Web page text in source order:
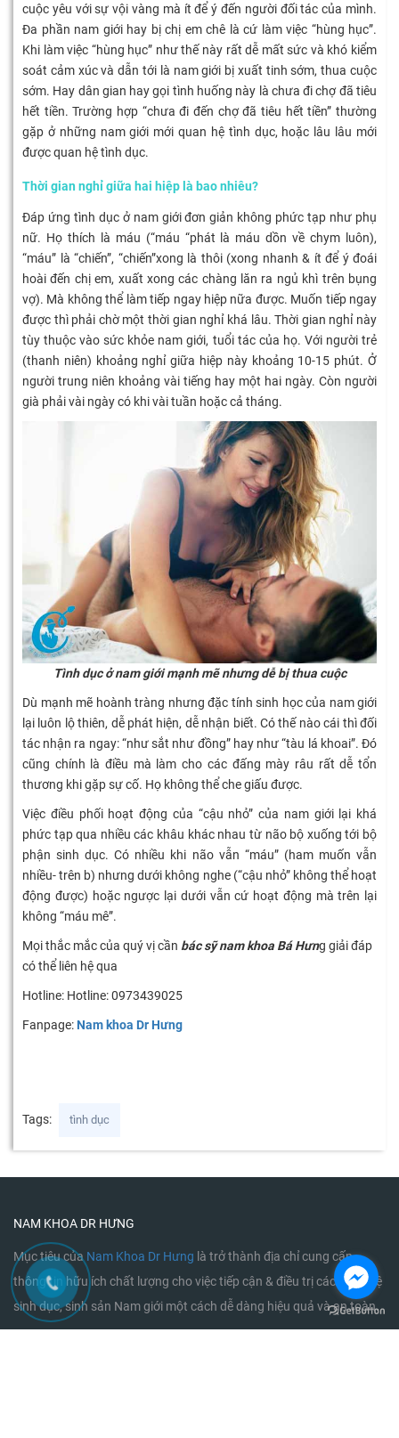
cuộc yêu với sự vội vàng mà ít để ý đến người đối tác của mình.
Đa phần nam giới hay bị chị em chê là cứ làm việc “hùng hục”.
Khi làm việc “hùng hục” như thế này rất dễ mất sức và khó kiểm
soát cảm xúc và dẫn tới là nam giới bị xuất tinh sớm, thua cuộc
sớm. Hay dân gian hay gọi tình huống này là chưa đi chợ đã tiêu
hết tiền. Trường hợp “chưa đi đến chợ đã tiêu hết tiền” thường
gặp ở những nam giới mới quan hệ tình dục, hoặc lâu lâu mới
được quan hệ tình dục.
Thời gian nghỉ giữa hai hiệp là bao nhiêu?
Đáp ứng tình dục ở nam giới đơn giản không phức tạp như phụ
nữ. Họ thích là máu (“máu “phát là máu dồn về chym luôn),
“máu” là “chiến”, “chiến”xong là thôi (xong nhanh & ít để ý đoái
hoài đến chị em, xuất xong các chàng lăn ra ngủ khì trên bụng
vợ). Mà không thể làm tiếp ngay hiệp nữa được. Muốn tiếp ngay
được thì phải chờ một thời gian nghỉ khá lâu. Thời gian nghỉ này
tùy thuộc vào sức khỏe nam giới, tuổi tác của họ. Với người trẻ
(thanh niên) khoảng nghỉ giữa hiệp này khoảng 10-15 phút. Ở
người trung niên khoảng vài tiếng hay một hai ngày. Còn người
già phải vài ngày có khi vài tuần hoặc cả tháng.
Tình dục ở nam giới mạnh mẽ nhưng dễ bị thua cuộc
Dù mạnh mẽ hoành tràng nhưng đặc tính sinh học của nam giới
lại luôn lộ thiên, dễ phát hiện, dễ nhận biết. Có thế nào cái thì đối
tác nhận ra ngay: “như sắt như đồng” hay như “tàu lá khoai”. Đó
cũng chính là điều mà làm cho các đấng mày râu rất dễ tổn
thương khi gặp sự cố. Họ không thể che giấu được.
Việc điều phối hoạt động của “cậu nhỏ” của nam giới lại khá
phức tạp qua nhiều các khâu khác nhau từ não bộ xuống tới bộ
phận sinh dục. Có nhiều khi não vẫn “máu” (ham muốn vẫn
nhiều- trên b) nhưng dưới không nghe (“cậu nhỏ” không thể hoạt
động được) hoặc ngược lại dưới vẫn cứ hoạt động mà trên lại
không “máu mê”.
Mọi thắc mắc của quý vị cần bác sỹ nam khoa Bá Hưng giải đáp
có thể liên hệ qua
Hotline: Hotline: 0973439025
Fanpage: Nam khoa Dr Hưng
Tags: tình dục
NAM KHOA DR HƯNG
Mục tiêu củaNam Khoa Dr Hưng là trở thành địa chỉ cung cấp
thông tin hữu ích chất lượng cho việc tiếp cận & điều trị các bệnh hệ
sinh dục, sinh sản Nam giới một cách dễ dàng hiệu quả và an toàn.